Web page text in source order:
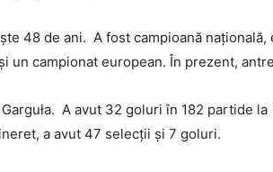
48 de ani. A fost campioană
un campionat european. În prezent,
A avut 32 goluri în 182 partide la
a avut 47 selecții și 7 goluri.